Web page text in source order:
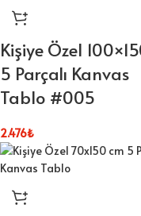
Kişiye Özel
5 Parçalı Kanvas
Tablo #005
2.476₺